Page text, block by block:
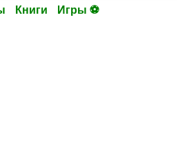
Книги Игры ⚽